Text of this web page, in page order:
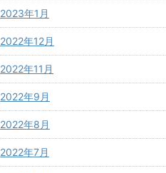
2023年1月
2022年12月
2022年11月
2022年9月
2022年8月
2022年7月